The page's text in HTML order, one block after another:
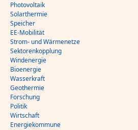
Photovoltaik
Solarthermie
Speicher
EE-Mobilität
Strom- und Wärmenetze
Sektorenkopplung
Windenergie
Bioenergie
Wasserkraft
Geothermie
Forschung
Politik
Wirtschaft
Energiekommune